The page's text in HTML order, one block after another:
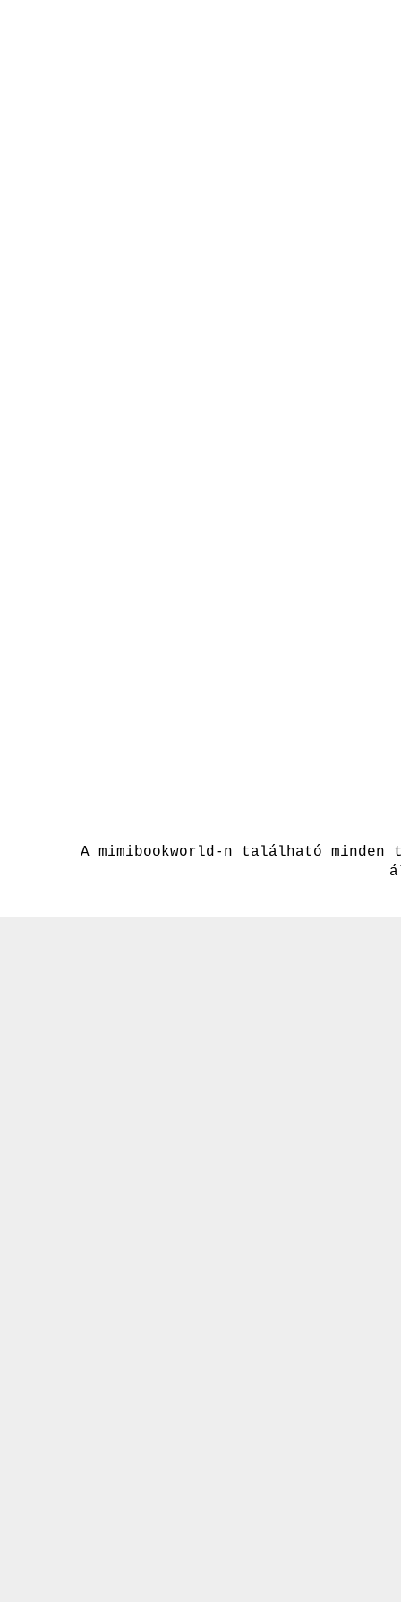
A mimibookworld-n található